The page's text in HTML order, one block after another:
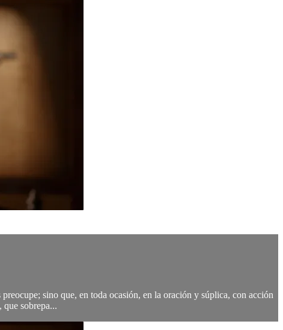
sino que, en toda ocasión, en la oración y súplica, con acción
que sobrepa...